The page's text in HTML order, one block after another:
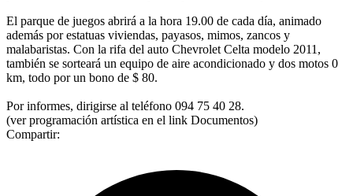
El parque de juegos abrirá a la hora 19.00 de cada día, animado
además por estatuas viviendas, payasos, mimos, zancos y
malabaristas. Con la rifa del auto Chevrolet Celta modelo 2011,
también se sorteará un equipo de aire acondicionado y dos motos 0
km, todo por un bono de $ 80.
Por informes, dirigirse al teléfono 094 75 40 28.
(ver programación artística en el link Documentos)
Compartir: